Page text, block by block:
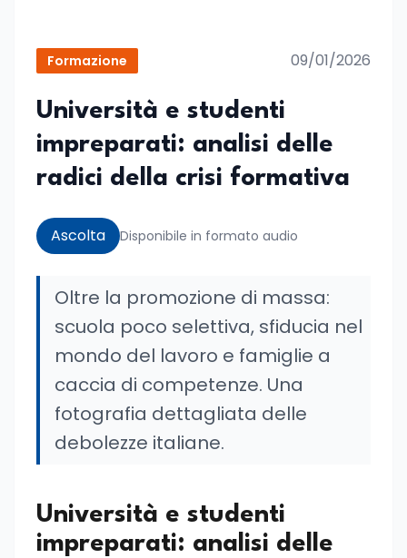
Formazione 09/01/2026
Università e studenti
impreparati: analisi delle
radici della crisi formativa
Ascolta Disponibile in formato audio
Oltre la promozione di massa:
scuola poco selettiva, sfiducia nel
mondo del lavoro e famiglie a
caccia di competenze. Una
fotografia dettagliata delle
debolezze italiane.
Università e studenti
impreparati: analisi delle